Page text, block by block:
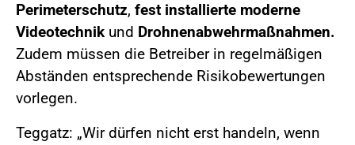
Perimeterschutz, fest installierte moderne
Videotechnik und Drohnenabwehrmaßnahmen.
Zudem müssen die Betreiber in regelmäßigen
Abständen entsprechende Risikobewertungen
vorlegen.
Teggatz: „Wir dürfen nicht erst handeln, wenn